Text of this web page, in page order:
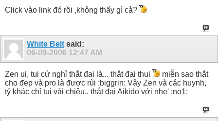
Click vào link đó rồi ,không thấy gì cả?
White Belt said:
06-09-2006 12:47 AM
Zen ui, tui cứ nghỉ thắt đai là... thắt đai thui
miễn sao thắt
cho đẹp và pro là được rùi :biggrin: Vậy Zen và các huynh,
tỷ khác chỉ tui vài chiêu.. thắt đai Aikido với nhe' :no1: